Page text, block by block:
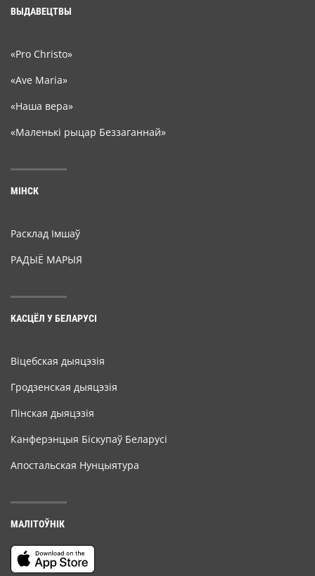
ВЫДАВЕЦТВЫ
«Pro Christo»
«Ave Maria»
«Наша вера»
«Маленькі рыцар Беззаганнай»
МІНСК
Расклад Імшаў
РАДЫЁ МАРЫЯ
КАСЦЁЛ У БЕЛАРУСІ
Віцебская дыяцэзія
Гродзенская дыяцэзія
Пінская дыяцэзія
Канферэнцыя Біскупаў Беларусі
Апостальская Нунцыятура
МАЛІТОЎНІК